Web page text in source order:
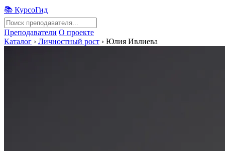
📚 КурсоГид
Преподаватели О проекте
Каталог › Личностный рост › Юлия Ивлиева